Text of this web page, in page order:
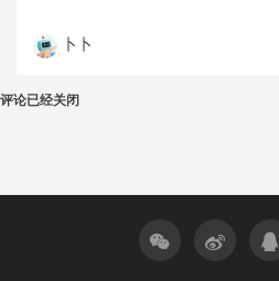
卜卜
评论已经关闭